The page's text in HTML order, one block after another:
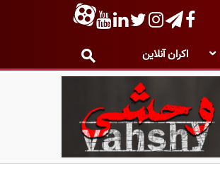
اکران آنلاین